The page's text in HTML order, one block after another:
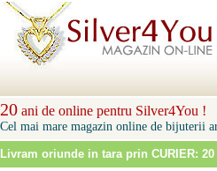
20 ani de online pentru Silver4You
Cel mai mare magazin online de bijuterii
Livram oriunde in tara prin CURIER: